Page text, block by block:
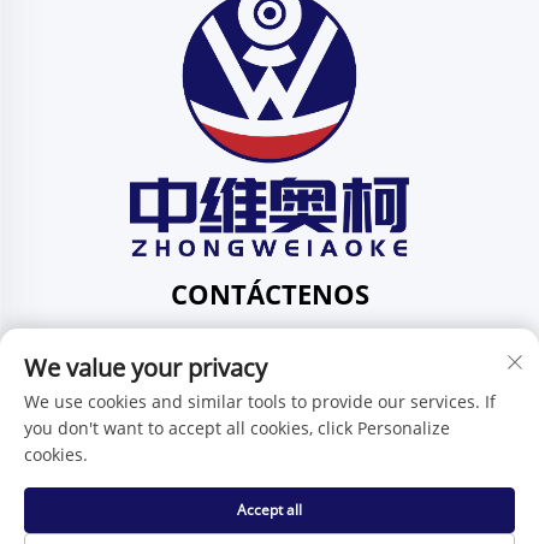
CONTÁCTENOS
Pingdi Subdistrict shenzhen guangdong China
Tel:+86-15986647296
Correo electrónico:[email protected]
Derechos de autor © Shenzhen Zhongweiaoke Technology
We value your privacy
We use cookies and similar tools to provide our services. If
you don't want to accept all cookies, click Personalize
cookies.
Accept all